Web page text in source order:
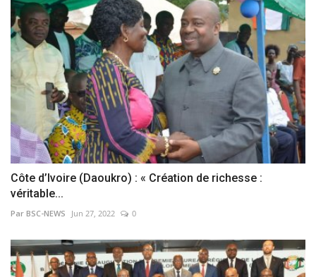
Côte d’Ivoire (Daoukro) : « Création de richesse :
véritable...
Par BSC-NEWS Jun 27, 2022 0